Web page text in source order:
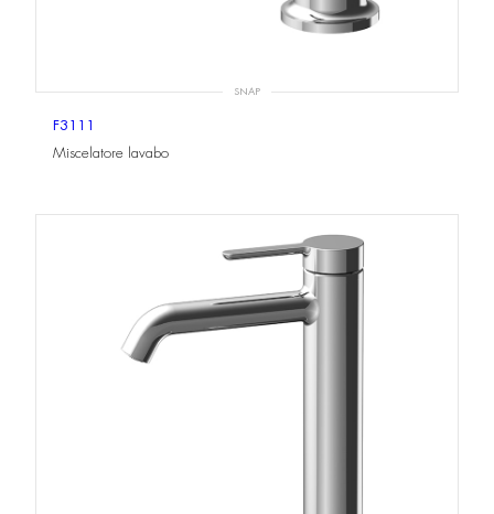
SNAP
F3111
Miscelatore lavabo